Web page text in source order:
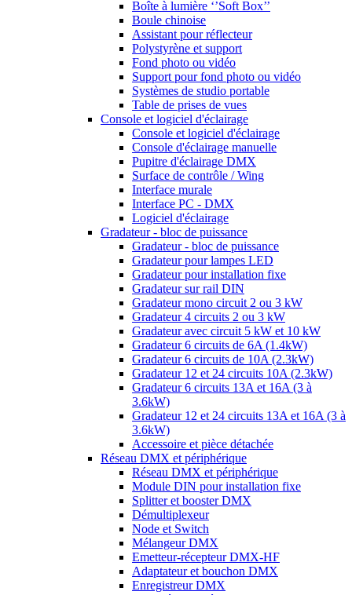
Boîte à lumière ‘’Soft Box’’
Boule chinoise
Assistant pour réflecteur
Polystyrène et support
Fond photo ou vidéo
Support pour fond photo ou vidéo
Systèmes de studio portable
Table de prises de vues
Console et logiciel d'éclairage
Console et logiciel d'éclairage
Console d'éclairage manuelle
Pupitre d'éclairage DMX
Surface de contrôle / Wing
Interface murale
Interface PC - DMX
Logiciel d'éclairage
Gradateur - bloc de puissance
Gradateur - bloc de puissance
Gradateur pour lampes LED
Gradateur pour installation fixe
Gradateur sur rail DIN
Gradateur mono circuit 2 ou 3 kW
Gradateur 4 circuits 2 ou 3 kW
Gradateur avec circuit 5 kW et 10 kW
Gradateur 6 circuits de 6A (1.4kW)
Gradateur 6 circuits de 10A (2.3kW)
Gradateur 12 et 24 circuits 10A (2.3kW)
Gradateur 6 circuits 13A et 16A (3 à
3.6kW)
Gradateur 12 et 24 circuits 13A et 16A (3 à
3.6kW)
Accessoire et pièce détachée
Réseau DMX et périphérique
Réseau DMX et périphérique
Module DIN pour installation fixe
Splitter et booster DMX
Démultiplexeur
Node et Switch
Mélangeur DMX
Emetteur-récepteur DMX-HF
Adaptateur et bouchon DMX
Enregistreur DMX